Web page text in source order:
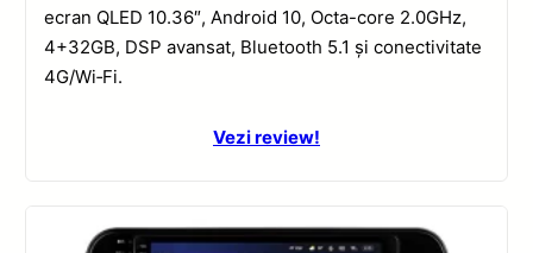
ecran QLED 10.36″, Android 10, Octa-core 2.0GHz,
4+32GB, DSP avansat, Bluetooth 5.1 și conectivitate
4G/Wi‑Fi.
Vezi review!